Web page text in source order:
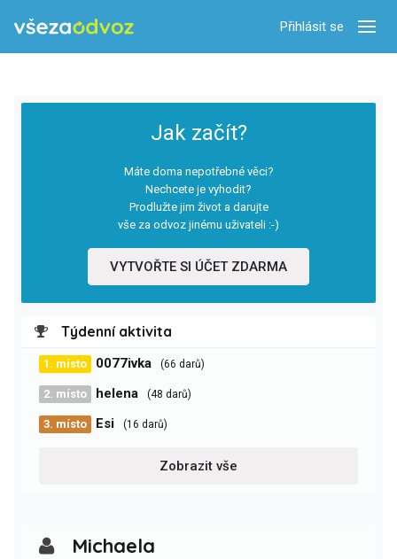
Přihlásit se
Jak začít?
Máte doma nepotřebné věci?
Nechcete je vyhodit?
Prodlužte jim život a darujte
vše za odvoz jinému uživateli :-)
VYTVOŘTE SI ÚČET ZDARMA
Týdenní aktivita
1. místo 0077ivka (66 darů)
2. místo helena (48 darů)
3. místo Esi (16 darů)
Zobrazit vše
Michaela